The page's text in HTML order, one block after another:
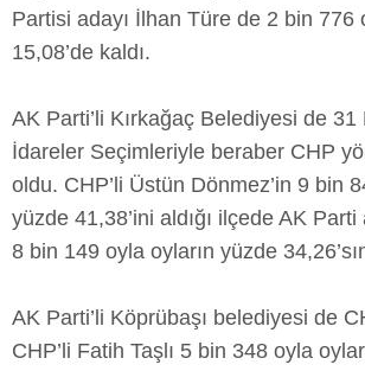
Partisi adayı İlhan Türe de 2 bin 776
15,08’de kaldı.
AK Parti’li Kırkağaç Belediyesi de 31
İdareler Seçimleriyle beraber CHP
oldu. CHP’li Üstün Dönmez’in 9 bin
yüzde 41,38’ini aldığı ilçede AK
8 bin 149 oyla oyların yüzde
AK Parti’li Köprübaşı belediyesi de
CHP’li Fatih Taşlı 5 bin 348 oyla